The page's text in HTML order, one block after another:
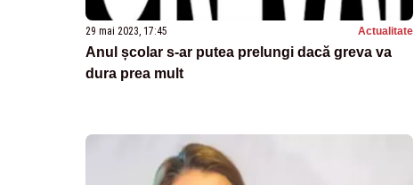
29 mai 2023, 17:45 Actualitate
Anul școlar s-ar putea prelungi dacă greva va
dura prea mult